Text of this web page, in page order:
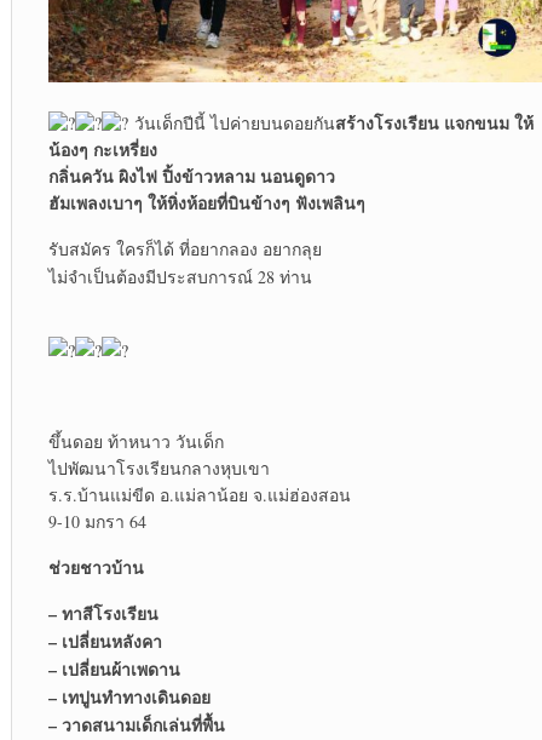
วันเด็กปีนี้ ไปค่ายบนดอยกันสร้างโรงเรียน แจกขนม ให้
น้องๆ กะเหรี่ยง
กลิ่นควัน ผิงไฟ ปิ้งข้าวหลาม นอนดูดาว
ฮัมเพลงเบาๆ ให้หิ่งห้อยที่บินข้างๆ ฟังเพลินๆ
รับสมัคร ใครก็ได้ ที่อยากลอง อยากลุย
ไม่จำเป็นต้องมีประสบการณ์ 28 ท่าน
ขึ้นดอย ท้าหนาว วันเด็ก
ไปพัฒนาโรงเรียนกลางหุบเขา
ร.ร.บ้านแม่ขีด อ.แม่ลาน้อย จ.แม่ฮ่องสอน
9-10 มกรา 64
ช่วยชาวบ้าน
– ทาสีโรงเรียน
– เปลี่ยนหลังคา
– เปลี่ยนผ้าเพดาน
– เทปูนทำทางเดินดอย
– วาดสนามเด็กเล่นที่พื้น